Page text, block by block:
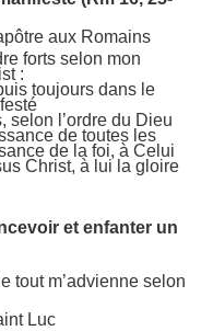
aux Romains
forts selon mon
:
toujours dans le
selon l’ordre du Dieu
de toutes les
de la foi, à Celui
Christ, à lui la gloire
et enfanter un
tout m’advienne selon
Luc